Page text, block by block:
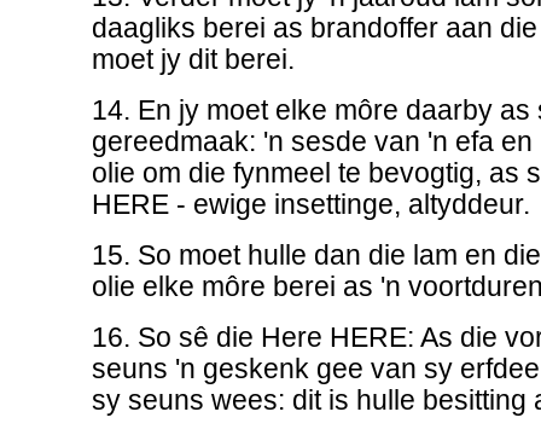
daagliks berei as brandoffer aan
moet jy dit berei.
14. En jy moet elke môre daarby as
gereedmaak: 'n sesde van 'n efa
olie om die fynmeel te bevogtig, as
HERE - ewige insettinge, altyddeur.
15. So moet hulle dan die lam en
olie elke môre berei as 'n
16. So sê die Here HERE: As die
seuns 'n geskenk gee van sy
sy seuns wees: dit is hulle besitting